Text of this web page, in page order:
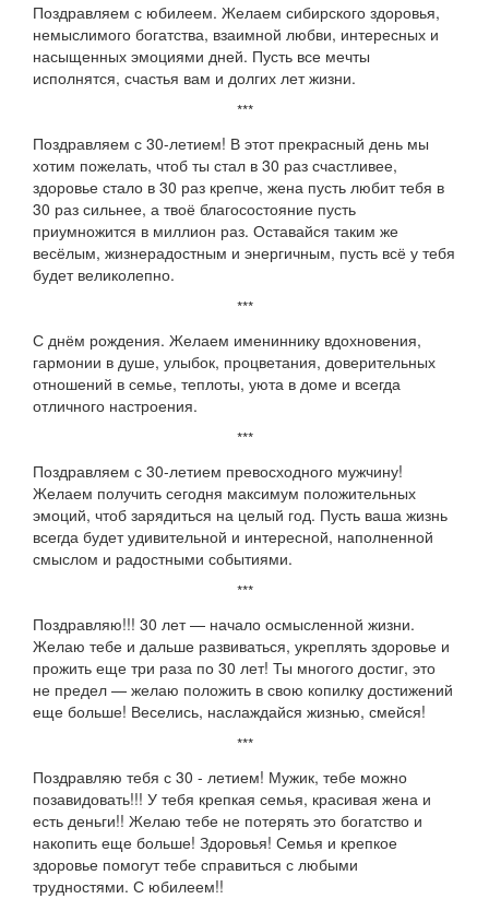
Поздравляем с юбилеем. Желаем сибирского здоровья,
немыслимого богатства, взаимной любви, интересных и
насыщенных эмоциями дней. Пусть все мечты
исполнятся, счастья вам и долгих лет жизни.
***
Поздравляем с 30-летием! В этот прекрасный день мы
хотим пожелать, чтоб ты стал в 30 раз счастливее,
здоровье стало в 30 раз крепче, жена пусть любит тебя в
30 раз сильнее, а твоё благосостояние пусть
приумножится в миллион раз. Оставайся таким же
весёлым, жизнерадостным и энергичным, пусть всё у тебя
будет великолепно.
***
С днём рождения. Желаем имениннику вдохновения,
гармонии в душе, улыбок, процветания, доверительных
отношений в семье, теплоты, уюта в доме и всегда
отличного настроения.
***
Поздравляем с 30-летием превосходного мужчину!
Желаем получить сегодня максимум положительных
эмоций, чтоб зарядиться на целый год. Пусть ваша жизнь
всегда будет удивительной и интересной, наполненной
смыслом и радостными событиями.
***
Поздравляю!!! 30 лет — начало осмысленной жизни.
Желаю тебе и дальше развиваться, укреплять здоровье и
прожить еще три раза по 30 лет! Ты многого достиг, это
не предел — желаю положить в свою копилку достижений
еще больше! Веселись, наслаждайся жизнью, смейся!
***
Поздравляю тебя с 30 - летием! Мужик, тебе можно
позавидовать!!! У тебя крепкая семья, красивая жена и
есть деньги!! Желаю тебе не потерять это богатство и
накопить еще больше! Здоровья! Семья и крепкое
здоровье помогут тебе справиться с любыми
трудностями. С юбилеем!!